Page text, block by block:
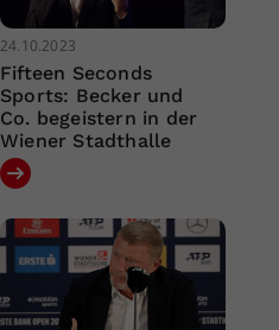
24.10.2023
Fifteen Seconds
Sports: Becker und
Co. begeistern in der
Wiener Stadthalle